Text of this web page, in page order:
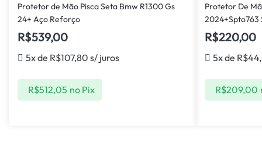
Protetor de Mão Pisca Seta Bmw R1300 Gs
24+ Aço Reforço
R$539,00
5x de R$107,80 s/ juros
R$512,05 no Pix
Protetor De
2024+Spto763
R$220,00
5x de R$
R$209,00